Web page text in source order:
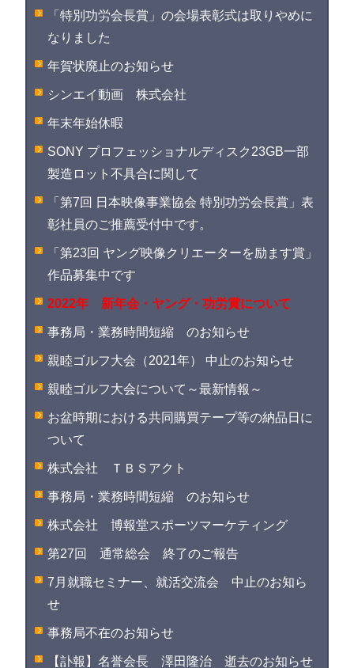
「特別功労会長賞」の会場表彰式は取りやめに
なりました
年賀状廃止のお知らせ
シンエイ動画 株式会社
年末年始休暇
SONY プロフェッショナルディスク23GB一部
製造ロット不具合に関して
「第7回 日本映像事業協会 特別功労会長賞」表
彰社員のご推薦受付中です。
「第23回 ヤング映像クリエーターを励ます賞」
作品募集中です
2022年 新年会・ヤング・功労賞について
事務局・業務時間短縮 のお知らせ
親睦ゴルフ大会（2021年） 中止のお知らせ
親睦ゴルフ大会について～最新情報～
お盆時期における共同購買テープ等の納品日に
ついて
株式会社 ＴＢＳアクト
事務局・業務時間短縮 のお知らせ
株式会社 博報堂スポーツマーケティング
第27回 通常総会 終了のご報告
7月就職セミナー、就活交流会 中止のお知ら
せ
事務局不在のお知らせ
【訃報】名誉会長 澤田隆治 逝去のお知らせ